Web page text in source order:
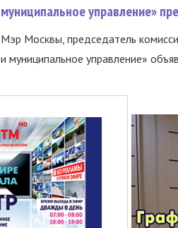
муниципальное управление»
Мэр Москвы, председатель
и муниципальное управление»